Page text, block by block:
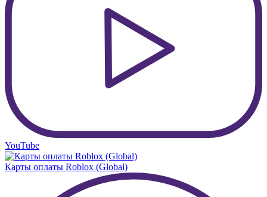
YouTube
Карты оплаты Roblox (Global)